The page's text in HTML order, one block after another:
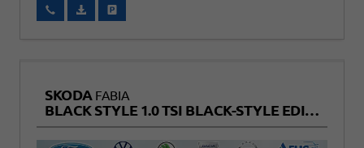
Wir rufen Sie anFahrzeugexposé (PDF)
SKODA FABIA
BLACK STYLE 1.0 TSI BLACK-STYLE EDITION+KAMERA+SITZHEIZUNG+TEMPOMAT+LED